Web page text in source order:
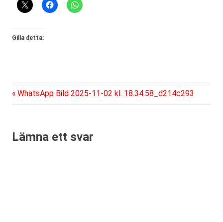
Gilla detta:
Inläggsnavigering
Föregående
inlägg:
WhatsApp Bild 2025-11-02 kl. 18.34.58_d214c293
Lämna ett svar